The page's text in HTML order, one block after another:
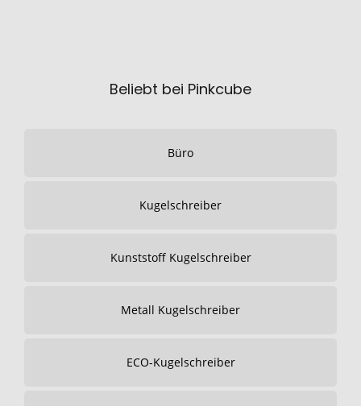
Beliebt bei Pinkcube
Büro
Kugelschreiber
Kunststoff Kugelschreiber
Metall Kugelschreiber
ECO-Kugelschreiber